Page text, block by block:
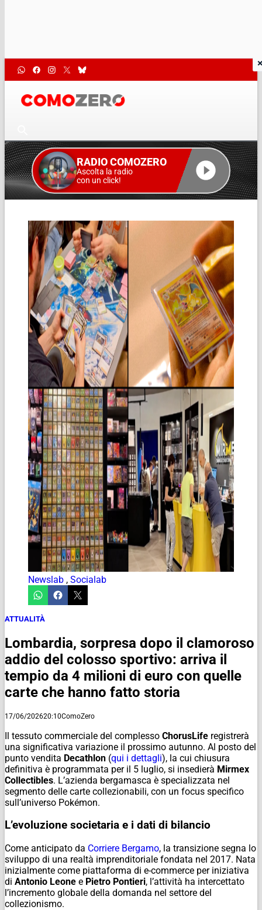
RADIO COMOZERO
Ascolta la radio
con un click!
Newslab , Socialab
ATTUALITÀ
Lombardia, sorpresa dopo il clamoroso
addio del colosso sportivo: arriva il
tempio da 4 milioni di euro con quelle
carte che hanno fatto storia
17/06/202620:10ComoZero
Il tessuto commerciale del complesso ChorusLife registrerà
una significativa variazione il prossimo autunno. Al posto del
punto vendita Decathlon (qui i dettagli), la cui chiusura
definitiva è programmata per il 5 luglio, si insedierà Mirmex
Collectibles. L’azienda bergamasca è specializzata nel
segmento delle carte collezionabili, con un focus specifico
sull’universo Pokémon.
L’evoluzione societaria e i dati di bilancio
Come anticipato da Corriere Bergamo, la transizione segna lo
sviluppo di una realtà imprenditoriale fondata nel 2017. Nata
inizialmente come piattaforma di e-commerce per iniziativa
di Antonio Leone e Pietro Pontieri, l’attività ha intercettato
l’incremento globale della domanda nel settore del
collezionismo.